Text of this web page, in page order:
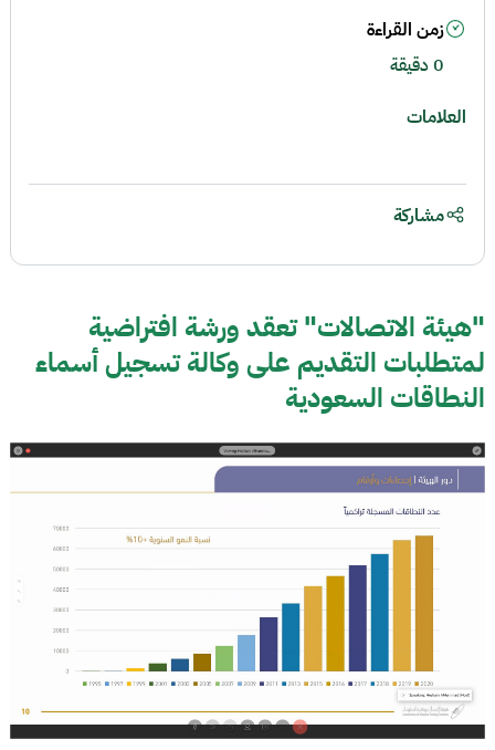
"هيئة الاتصالات" تعقد ورشة افتراضية
لمتطلبات التقديم على وكالة تسجيل أسماء
النطاقات السعودية
زمن القراءة
0 دقيقة
العلامات
مشاركة